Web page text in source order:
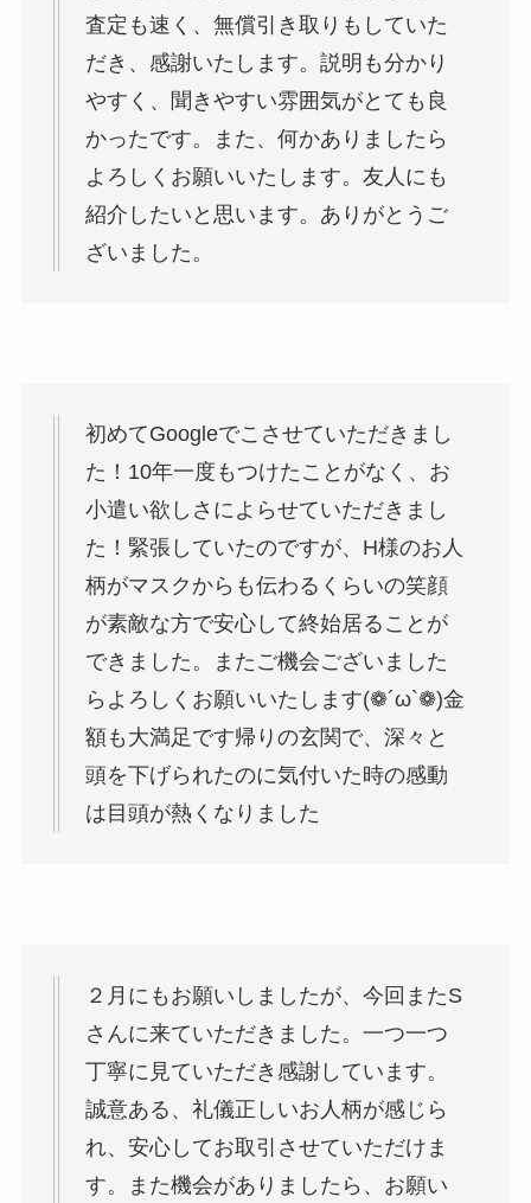
査定も速く、無償引き取りもしていた
だき、感謝いたします。説明も分かり
やすく、聞きやすい雰囲気がとても良
かったです。また、何かありましたら
よろしくお願いいたします。友人にも
紹介したいと思います。ありがとうご
ざいました。
初めてGoogleでこさせていただきまし
た！10年一度もつけたことがなく、お
小遣い欲しさによらせていただきまし
た！緊張していたのですが、H様のお人
柄がマスクからも伝わるくらいの笑顔
が素敵な方で安心して終始居ることが
できました。またご機会ございました
らよろしくお願いいたします(❁´ω`❁)金
額も大満足です帰りの玄関で、深々と
頭を下げられたのに気付いた時の感動
は目頭が熱くなりました
２月にもお願いしましたが、今回またS
さんに来ていただきました。一つ一つ
丁寧に見ていただき感謝しています。
誠意ある、礼儀正しいお人柄が感じら
れ、安心してお取引させていただけま
す。また機会がありましたら、お願い